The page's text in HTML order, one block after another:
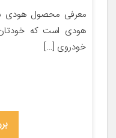
هودی است که
خودروی […]